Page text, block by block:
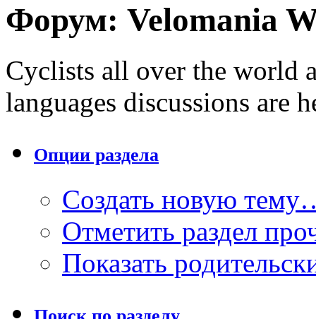
Форум: Velomania
Cyclists all over the world
languages discussions are
Опции раздела
Создать новую
Отметить раздел
Показать